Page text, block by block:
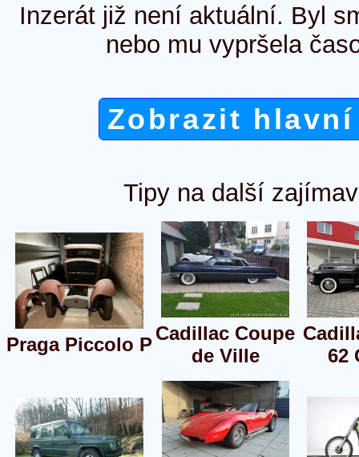
Inzerát již není aktuální. Byl
nebo mu vypršela
Zobrazit
Tipy na další
Praga Piccolo P
Cadillac Coupe
de Ville
62